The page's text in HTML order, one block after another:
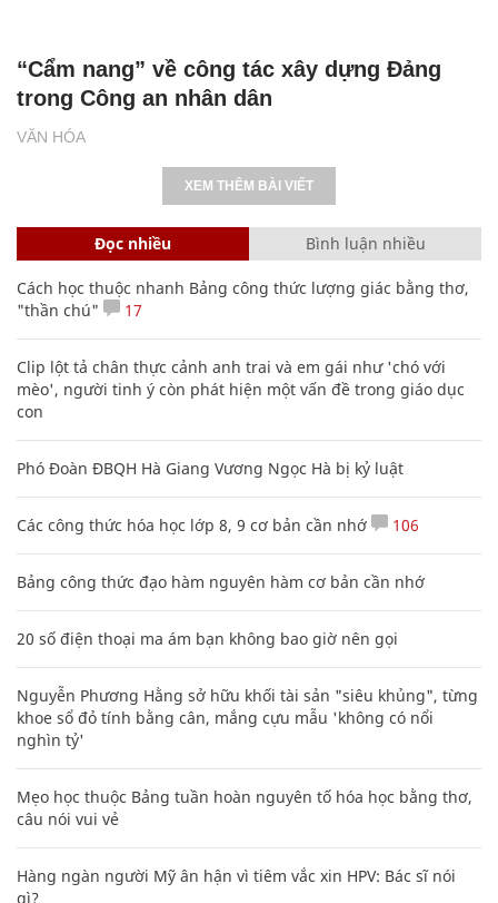
VĂN HÓA
“Cẩm nang” về công tác xây dựng Đảng
trong Công an nhân dân
XEM THÊM BÀI VIẾT
Đọc nhiều Bình luận nhiều
Cách học thuộc nhanh Bảng công thức lượng giác bằng thơ,
"thần chú"
17
Clip lột tả chân thực cảnh anh trai và em gái như 'chó với
mèo', người tinh ý còn phát hiện một vấn đề trong giáo dục
con
Phó Đoàn ĐBQH Hà Giang Vương Ngọc Hà bị kỷ luật
Các công thức hóa học lớp 8, 9 cơ bản cần nhớ 106
Bảng công thức đạo hàm nguyên hàm cơ bản cần nhớ
20 số điện thoại ma ám bạn không bao giờ nên gọi
Nguyễn Phương Hằng sở hữu khối tài sản "siêu khủng", từng
khoe sổ đỏ tính bằng cân, mắng cựu mẫu 'không có nổi
nghìn tỷ'
Mẹo học thuộc Bảng tuần hoàn nguyên tố hóa học bằng thơ,
câu nói vui vẻ
Hàng ngàn người Mỹ ân hận vì tiêm vắc xin HPV: Bác sĩ nói
gì?